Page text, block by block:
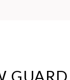
GUARD